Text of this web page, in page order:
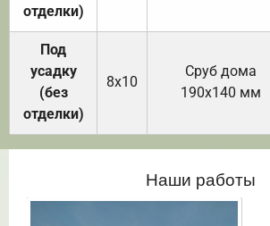
отделки)
Под
усадку
(без
отделки)
8х10
Cруб дома
190х140 мм
Наши работы